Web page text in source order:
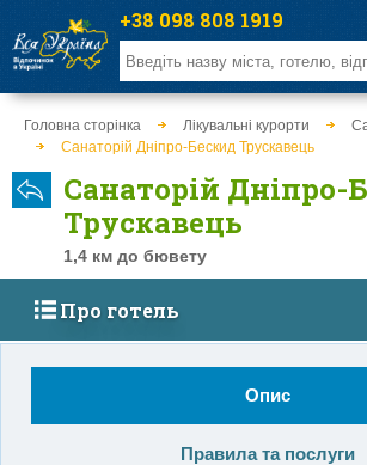
Головна сторінка Лікувальні курорти
Санаторій Дніпро-Бескид Трускавець
Санаторій Дніпро-
Трускавець
1,4 км до бювету
Про готель
Опис
Правила та послуги
+38 098 808 1919